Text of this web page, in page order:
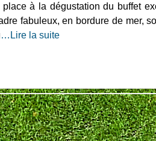
à la dégustation du buffet
fabuleux, en bordure de mer,
…Lire la suite